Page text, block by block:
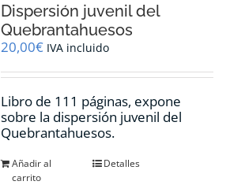
Dispersión juvenil del
Quebrantahuesos
20,00€ IVA incluido
Libro de 111 páginas, expone
sobre la dispersión juvenil del
Quebrantahuesos.
Añadir al
carrito
Detalles